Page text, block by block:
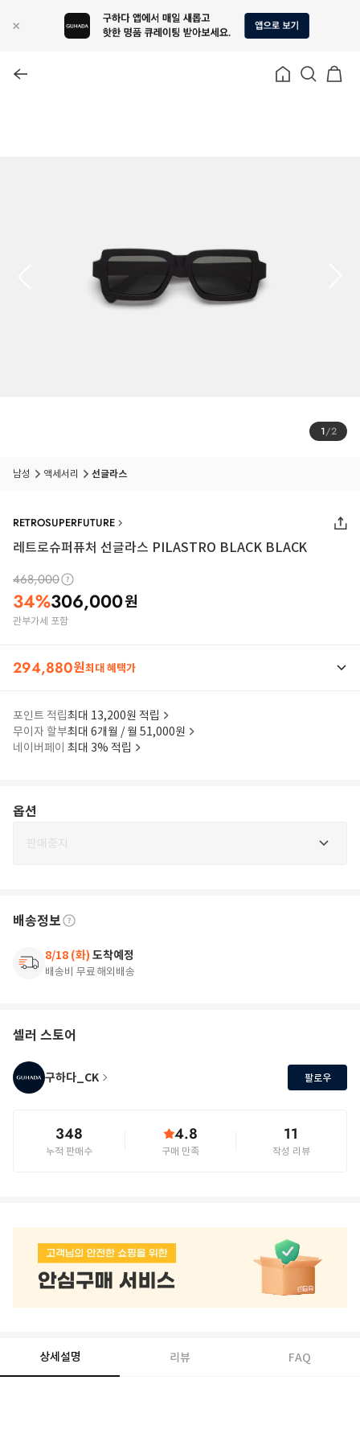
1/2
남성 액세서리 선글라스
RETROSUPERFUTURE
레트로슈퍼퓨처 선글라스 PILASTRO BLACK BLACK
468,000
34%306,000원
관부가세 포함
294,880원최대 혜택가
포인트 적립최대 13,200원 적립
무이자 할부최대 6개월 / 월 51,000원
네이버페이 최대 3% 적립
옵션
판매중지
배송정보
8/18 (화) 도착예정
배송비 무료해외배송
셀러 스토어
구하다_CK 팔로우
348
누적 판매수
4.8
구매 만족
11
작성 리뷰
상세설명 리뷰 FAQ